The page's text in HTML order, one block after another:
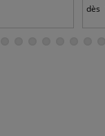
dès